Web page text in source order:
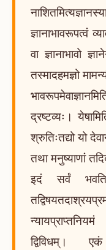
ज्ञानाभावरूपत्वं
वा ज्ञानाभावो
तस्मादहमज्ञो
द्रष्टव्यः।
श्रुतिःतद्यो यो
तथा मनुष्याणां
इदं सर्वं भवति
द्विविधम्।